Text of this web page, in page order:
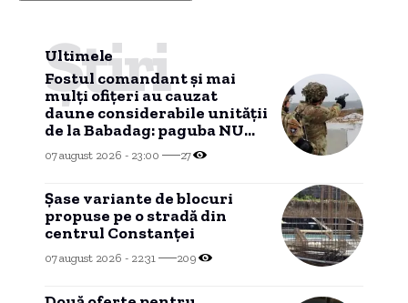
Ultimele
Știri
Fostul comandant și mai
mulți ofițeri au cauzat
daune considerabile unității
de la Babadag: paguba NU
mai poate fi recuperată
dintr-un motiv
07 august 2026 - 23:00 27
Șase variante de blocuri
propuse pe o stradă din
centrul Constanței
07 august 2026 - 22:31 209